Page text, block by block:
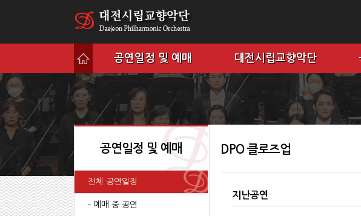
공연일정 및 예매 대전시립교향악단
공연일정 및 예매
전체 공연일정
- 예매 중 공연
DPO 클로즈업
지난공연